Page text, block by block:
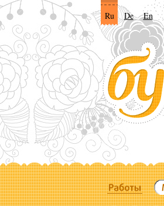
Ru De En